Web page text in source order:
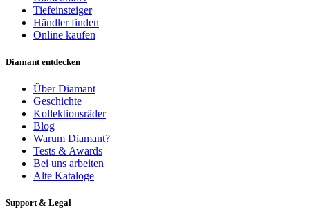
Tiefeinsteiger
Händler finden
Online kaufen
Diamant entdecken
Über Diamant
Geschichte
Kollektionsräder
Blog
Warum Diamant?
Tests & Awards
Bei uns arbeiten
Alte Kataloge
Support & Legal